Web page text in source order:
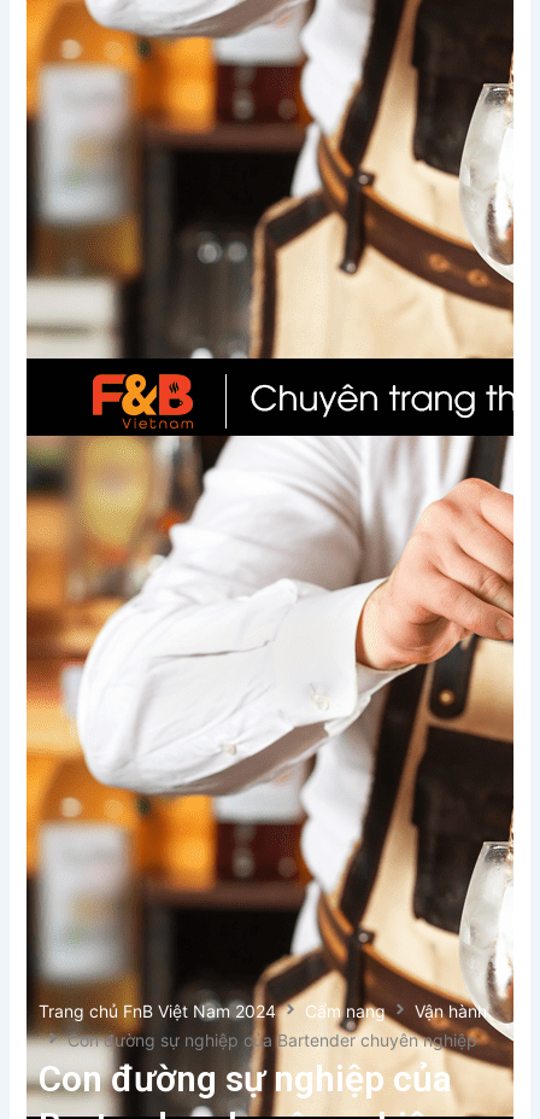
Xem thêm
Trang chủ FnB Việt Nam 2024 Cẩm nang
Vận hành
Con đường sự nghiệp của Bartender chuyên nghiệp
Con đường sự nghiệp của